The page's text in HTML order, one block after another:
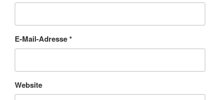
E-Mail-Adresse*
Website